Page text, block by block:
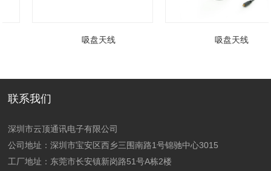
吸盘天线 吸盘天线
联系我们
深圳市云顶通讯电子有限公司
公司地址：深圳市宝安区西乡三围南路1号锦驰中心3015
工厂地址： 东莞市长安镇新岗路51号A栋2楼